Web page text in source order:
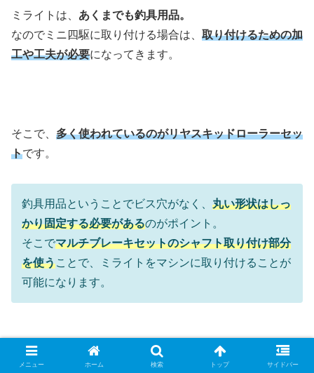
ミライトは、 あくまでも釣具用品。
なのでミニ四駆に取り付ける場合は、 取り付けるための加
工や工夫が必要になってきます。
そこで、 多く使われているのがリヤスキッドローラーセッ
トです。
釣具用品ということでビス穴がなく、 丸い形状はしっ
かり固定する必要があるのがポイント。
そこでマルチブレーキセットのシャフト取り付け部分
を使うことで、ミライトをマシンに取り付けることが
可能になります。
メニュー ホーム 検索 トップ サイドバー